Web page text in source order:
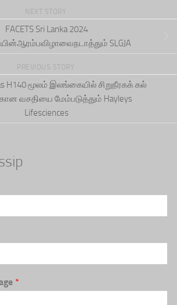
NEXT STORY
FACETS Sri Lanka 2024
SLGJA
PREVIOUS STORY
H140 மூலம் இலங்கையில் சிறுநீரகக் கல்
வசதியை மேம்படுத்தும் Hayleys
Lifesciences
*